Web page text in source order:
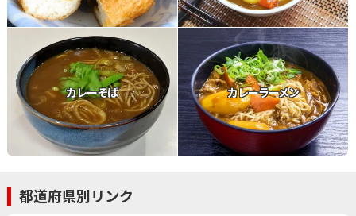
カレーそば カレーラーメン
都道府県別リンク